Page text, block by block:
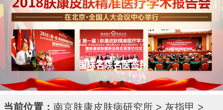
当前位置： 南京肤康皮肤病研究所 > 灰指甲 >